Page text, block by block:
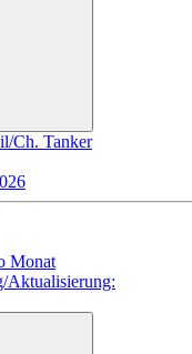
Ch. Tanker
Monat
Aktualisierung: